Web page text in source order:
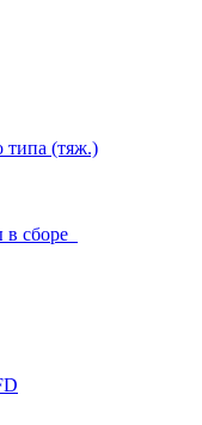
типа (тяж.)
сборе